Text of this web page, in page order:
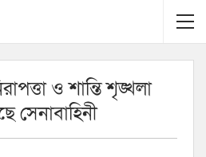
ও শান্তি শৃঙ্খলা
সেনাবাহিনী